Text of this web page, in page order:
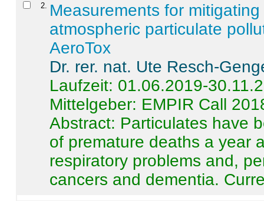
2
Measurements for
atmospheric particulate
AeroTox
Dr. rer. nat. Ute Resch-
Laufzeit: 01.06.2019-
Mittelgeber: EMPIR Call
Abstract: Particulates have
of premature deaths a year
respiratory problems and,
cancers and dementia.